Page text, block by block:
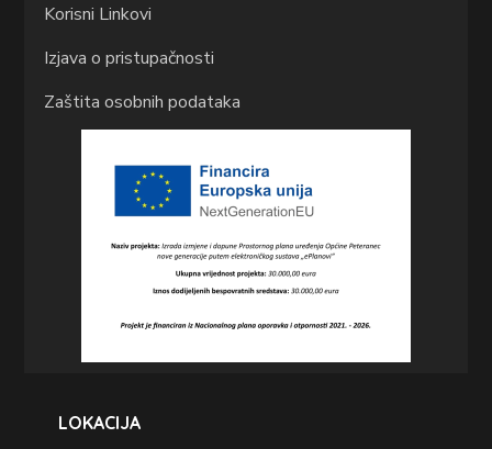
Korisni Linkovi
Izjava o pristupačnosti
Zaštita osobnih podataka
LOKACIJA